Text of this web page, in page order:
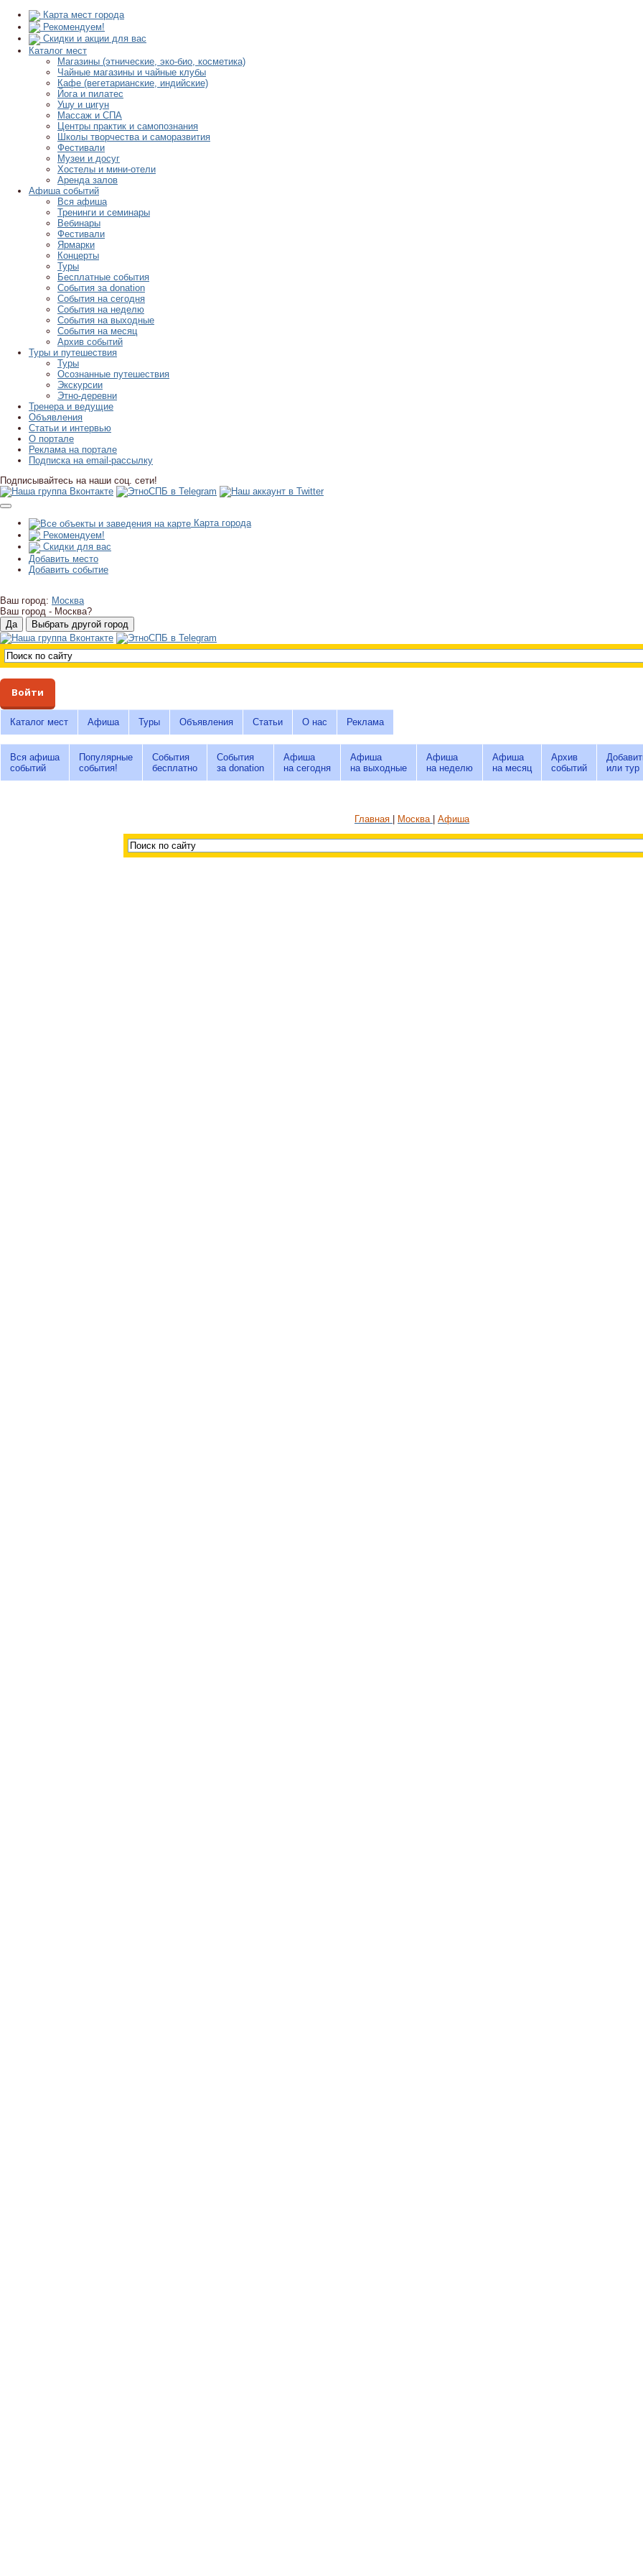
Карта мест города
Рекомендуем!
Скидки и акции для вас
Каталог мест
Магазины (этнические, эко-био, косметика)
Чайные магазины и чайные клубы
Кафе (вегетарианские, индийские)
Йога и пилатес
Ушу и цигун
Массаж и СПА
Центры практик и самопознания
Школы творчества и саморазвития
Фестивали
Музеи и досуг
Хостелы и мини-отели
Аренда залов
Афиша событий
Вся афиша
Тренинги и семинары
Вебинары
Фестивали
Ярмарки
Концерты
Туры
Бесплатные события
События за donation
События на сегодня
События на неделю
События на выходные
События на месяц
Архив событий
Туры и путешествия
Туры
Осознанные путешествия
Экскурсии
Этно-деревни
Тренера и ведущие
Объявления
Статьи и интервью
О портале
Реклама на портале
Подписка на email-рассылку
Подписывайтесь на наши соц. сети!
Карта города
Рекомендуем!
Скидки для вас
Добавить место
Добавить событие
Ваш город: Москва
Ваш город - Москва?
Войти
Каталог мест Афиша Туры Объявления Статьи О нас Реклама
Вся афиша
событий
Популярные
события!
События
бесплатно
События
за donation
Афиша
на сегодня
Афиша
на выходные
Афиша
на неделю
Афиша
на месяц
Архив
событий
или тур
Главная Москва Афиша